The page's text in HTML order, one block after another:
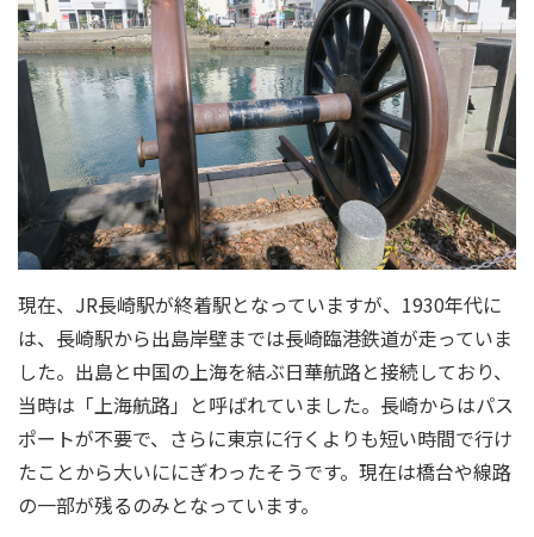
現在、JR長崎駅が終着駅となっていますが、1930年代に
は、長崎駅から出島岸壁までは長崎臨港鉄道が走っていま
した。出島と中国の上海を結ぶ日華航路と接続しており、
当時は「上海航路」と呼ばれていました。長崎からはパス
ポートが不要で、さらに東京に行くよりも短い時間で行け
たことから大いににぎわったそうです。現在は橋台や線路
の一部が残るのみとなっています。